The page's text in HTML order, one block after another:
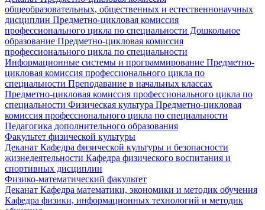
общеобразовательных, общественных и естественнонаучных
дисциплин Предметно-цикловая комиссия
профессионального цикла по специальности Дошкольное
образование Предметно-цикловая комиссия
профессионального цикла по специальности
Информационные системы и программирование Предметно-
цикловая комиссия профессионального цикла по
специальности Преподавание в начальных классах
Предметно-цикловая комиссия профессионального цикла по
специальности Физическая культура Предметно-цикловая
комиссия профессионального цикла по специальности
Педагогика дополнительного образования
Факультет физической культуры
Деканат Кафедра физической культуры и безопасности
жизнедеятельности Кафедра физического воспитания и
спортивных дисциплин
Физико-математический факультет
Деканат Кафедра математики, экономики и методик обучения
Кафедра физики, информационных технологий и методик